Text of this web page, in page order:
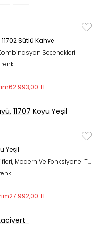
Sütlü Kahve
Seçenekleri
renk
62.993,00 TL
Yeşil
Yataklı Koltuk, Zengin Kumaş Alternatifleri, Modern Ve Fonksiyonel Tasarım
27.992,00 TL